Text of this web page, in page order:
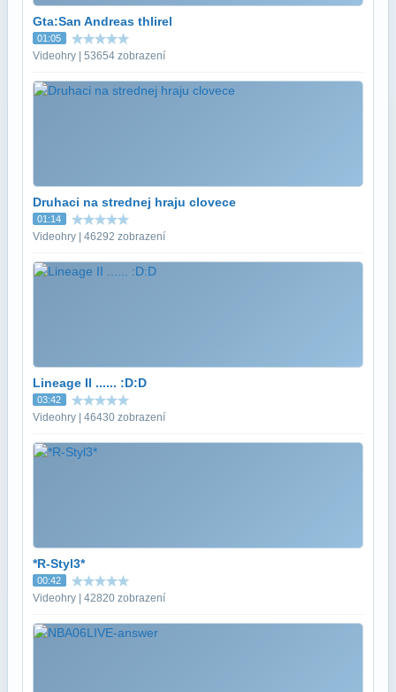
Gta:San Andreas thlirel
01:05
Videohry | 53654 zobrazení
Druhaci na strednej hraju clovece
01:14
Videohry | 46292 zobrazení
Lineage II ...... :D:D
03:42
Videohry | 46430 zobrazení
*R-Styl3*
00:42
Videohry | 42820 zobrazení